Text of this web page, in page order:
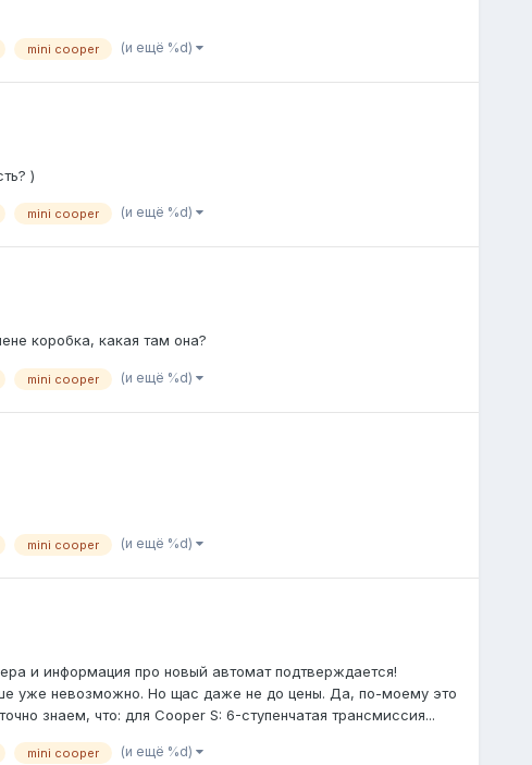
mini cooper (и ещё %d)
)
mini cooper (и ещё %d)
коробка, какая там она?
mini cooper (и ещё %d)
mini cooper (и ещё %d)
и информация про новый автомат подтверждается!
уже невозможно. Но щас даже не до цены. Да, по-моему это
знаем, что: для Cooper S: 6-ступенчатая трансмиссия...
mini cooper (и ещё %d)